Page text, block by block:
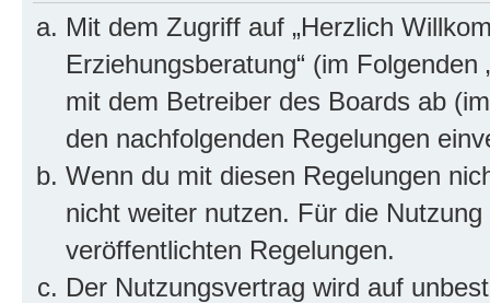
Mit dem Zugriff auf „Herzlich
Erziehungsberatung“ (im
mit dem Betreiber des Boards ab
den nachfolgenden Regelungen
Wenn du mit diesen Regelungen
nicht weiter nutzen. Für die
veröffentlichten Regelungen.
Der Nutzungsvertrag wird auf